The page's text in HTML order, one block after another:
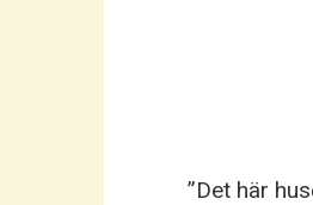
”Det här